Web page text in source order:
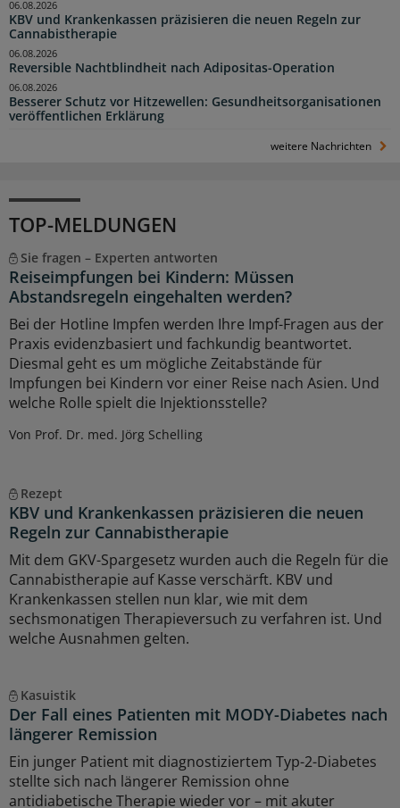
KBV und Krankenkassen präzisieren die neuen Regeln zur
Cannabistherapie
06.08.2026
Reversible Nachtblindheit nach Adipositas-Operation
06.08.2026
Besserer Schutz vor Hitzewellen: Gesundheitsorganisationen
veröffentlichen Erklärung
06.08.2026
weitere Nachrichten
TOP-MELDUNGEN
Sie fragen – Experten antworten
Reiseimpfungen bei Kindern: Müssen
Abstandsregeln eingehalten werden?
Bei der Hotline Impfen werden Ihre Impf-Fragen aus der
Praxis evidenzbasiert und fachkundig beantwortet.
Diesmal geht es um mögliche Zeitabstände für
Impfungen bei Kindern vor einer Reise nach Asien. Und
welche Rolle spielt die Injektionsstelle?
Von Prof. Dr. med. Jörg Schelling
Rezept
KBV und Krankenkassen präzisieren die neuen
Regeln zur Cannabistherapie
Mit dem GKV-Spargesetz wurden auch die Regeln für die
Cannabistherapie auf Kasse verschärft. KBV und
Krankenkassen stellen nun klar, wie mit dem
sechsmonatigen Therapieversuch zu verfahren ist. Und
welche Ausnahmen gelten.
Kasuistik
Der Fall eines Patienten mit MODY-Diabetes nach
längerer Remission
Ein junger Patient mit diagnostiziertem Typ-2-Diabetes
stellte sich nach längerer Remission ohne
antidiabetische Therapie wieder vor – mit akuter